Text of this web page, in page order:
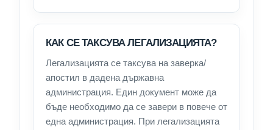
КАК СЕ ТАКСУВА ЛЕГАЛИЗАЦИЯТА?
Легализацията се таксува на заверка/
апостил в дадена държавна
администрация. Един документ може да
бъде необходимо да се завери в повече от
една администрация. При легализацията